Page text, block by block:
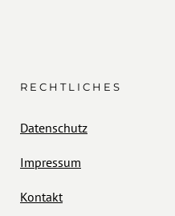
RECHTLICHES
Datenschutz
Impressum
Kontakt